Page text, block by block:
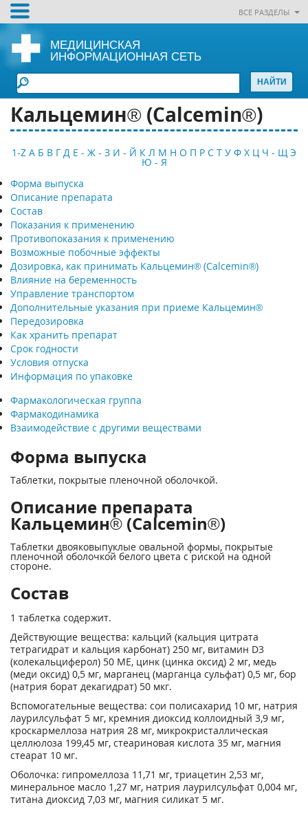
ВСЕ РАЗДЕЛЫ
МЕДИЦИНСКАЯ
ИНФОРМАЦИОННАЯ СЕТЬ
Кальцемин® (Calcemin®)
1-Z А Б В Г Д Е - Ж - З И - Й К Л М Н О П Р С Т У Ф Х Ц Ч - Щ Э
Ю - Я
Форма выпуска
Описание препарата
Состав
Показания к применению
Противопоказания к применению
Возможные побочные эффекты
Дозировка, как принимать Кальцемин® (Calcemin®)
Влияние на беременность
Управление транспортом
Дополнительные указания при приеме Кальцемин®
Передозировка
Как хранить препарат
Срок годности
Условия отпуска
Информация по упаковке
Фармакологическая группа
Фармакодинамика
Взаимодействие с другими веществами
Форма выпуска
Таблетки, покрытые пленочной оболочкой.
Описание препарата
Кальцемин® (Calcemin®)
Таблетки двояковыпуклые овальной формы, покрытые
пленочной оболочкой белого цвета с риской на одной
стороне.
Состав
1 таблетка содержит.
Действующие вещества: кальций (кальция цитрата
тетрагидрат и кальция карбонат) 250 мг, витамин D3
(колекальциферол) 50 ME, цинк (цинка оксид) 2 мг, медь
(меди оксид) 0,5 мг, марганец (марганца сульфат) 0,5 мг, бор
(натрия борат декагидрат) 50 мкг.
Вспомогательные вещества: сои полисахарид 10 мг, натрия
лаурилсульфат 5 мг, кремния диоксид коллоидный 3,9 мг,
кроскармеллоза натрия 28 мг, микрокристаллическая
целлюлоза 199,45 мг, стеариновая кислота 35 мг, магния
стеарат 10 мг.
Оболочка: гипромеллоза 11,71 мг, триацетин 2,53 мг,
минеральное масло 1,27 мг, натрия лаурилсульфат 0,004 мг,
титана диоксид 7,03 мг, магния силикат 5 мг.